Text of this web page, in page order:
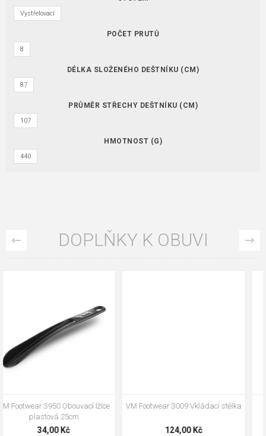
Vystřelovací
POČET PRUTŮ
8
DÉLKA SLOŽENÉHO DEŠTNÍKU (CM)
87
PRŮMĚR STŘECHY DEŠTNÍKU (CM)
107
HMOTNOST (G)
440
DOPLŇKY K OBUVI
VM Footwear 3009 Vkládací stélka
124,00 Kč
VM Footwear 3102 Tkaničky
18,70 Kč